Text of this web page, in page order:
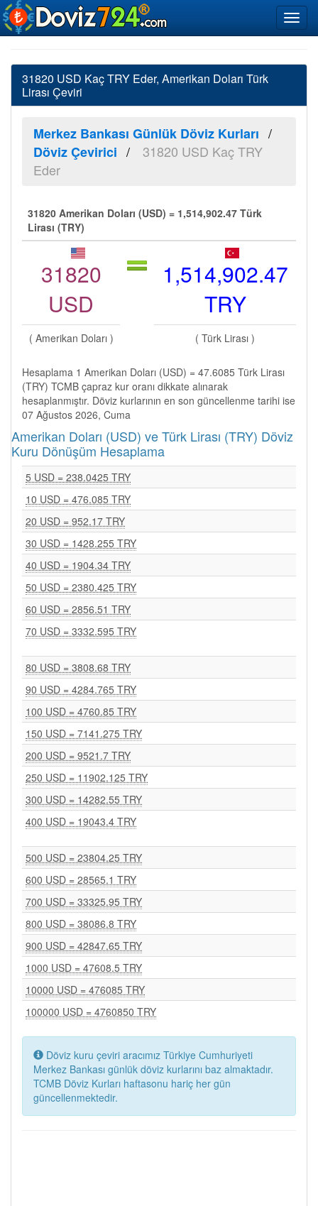
31820 USD Kaç TRY Eder, Amerikan Doları Türk
Lirası Çeviri
Merkez Bankası Günlük Döviz Kurları
Döviz Çevirici
31820 USD Kaç TRY
Eder
31820 Amerikan Doları (USD) = 1,514,902.47 Türk
Lirası (TRY)
31820
USD
1,514,902.47
TRY
( Amerikan Doları ) ( Türk Lirası )
Hesaplama 1 Amerikan Doları (USD) = 47.6085 Türk Lirası
(TRY) TCMB çapraz kur oranı dikkate alınarak
hesaplanmıştır. Döviz kurlarının en son güncellenme tarihi ise
07 Ağustos 2026, Cuma
Amerikan Doları (USD) ve Türk Lirası (TRY) Döviz
Kuru Dönüşüm Hesaplama
5 USD = 238.0425 TRY
10 USD = 476.085 TRY
20 USD = 952.17 TRY
30 USD = 1428.255 TRY
40 USD = 1904.34 TRY
50 USD = 2380.425 TRY
60 USD = 2856.51 TRY
70 USD = 3332.595 TRY
80 USD = 3808.68 TRY
90 USD = 4284.765 TRY
100 USD = 4760.85 TRY
150 USD = 7141.275 TRY
200 USD = 9521.7 TRY
250 USD = 11902.125 TRY
300 USD = 14282.55 TRY
400 USD = 19043.4 TRY
500 USD = 23804.25 TRY
600 USD = 28565.1 TRY
700 USD = 33325.95 TRY
800 USD = 38086.8 TRY
900 USD = 42847.65 TRY
1000 USD = 47608.5 TRY
10000 USD = 476085 TRY
100000 USD = 4760850 TRY
Döviz kuru çeviri aracımız Türkiye Cumhuriyeti
Merkez Bankası günlük döviz kurlarını baz almaktadır.
TCMB Döviz Kurları haftasonu hariç her gün
güncellenmektedir.